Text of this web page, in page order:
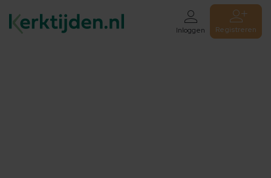
Inloggen Registreren